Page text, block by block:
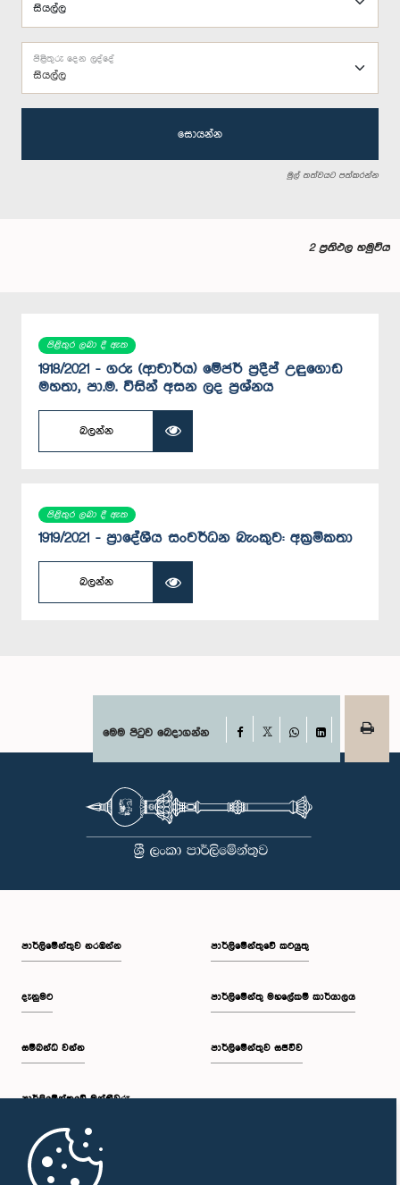
සියල්ල
පිළිතුරු දෙන ලද්දේ
සොයන්න
මුල් තත්වයට පත්කරන්න
2 ප්‍රතිඵල හමුවිය
පිළිතුර ලබා දී ඇත
1918/2021 - ගරු (ආචාර්ය) මේජර් ප්‍රදීප් උඳුගොඩ
මහතා, පා.ම. විසින් අසන ලද ප්‍රශ්නය
බලන්න
පිළිතුර ලබා දී ඇත
1919/2021 - ප්‍රාදේශීය සංවර්ධන බැංකුව: අක්‍රමිකතා
බලන්න
මෙම පිටුව බෙදාගන්න Facebook
පාර්ලි‌මේන්තුව නරඹන්න
දැනුමට
සම්බන්ධ වන්න
පාර්ලි‌මේන්තුවේ මන්ත්‍රීවරු
මුල් පිටුව
පාර්ලිමේන්තුවේ කටයුතු
පාර්ලිමේන්තු මහලේකම් කාර්යාලය
පාර්ලිමේන්තුව සජීවීව